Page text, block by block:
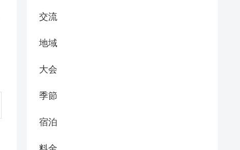
交流
地域
大会
季節
宿泊